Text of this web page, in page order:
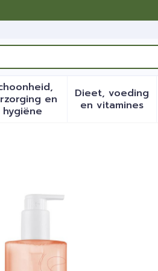
en
hygiëneToon submenu voor
Dieet, voeding
en vitamines
Toon